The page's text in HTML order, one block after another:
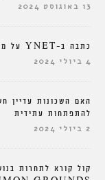
13 באוגוסט 2024
כתבה ב-YNET על מחקר חדש במעבדה העוסק בהצללה בעיר
4 ביולי 2024
האם השכונות עדיין
להתפתחות עתידית
2 ביולי 2024
קול קורא לתחרות